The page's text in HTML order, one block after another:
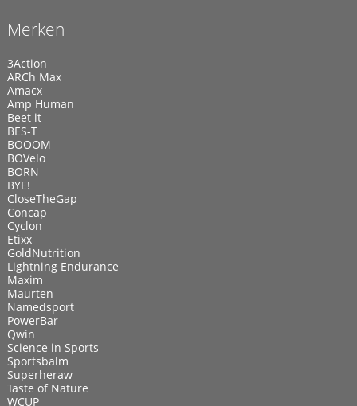
Merken
3Action
ARCh Max
Amacx
Amp Human
Beet it
BES-T
BOOOM
BOVelo
BORN
BYE!
CloseTheGap
Concap
Cyclon
Etixx
GoldNutrition
Lightning Endurance
Maxim
Maurten
Namedsport
PowerBar
Qwin
Science in Sports
Sportsbalm
Superheraw
Taste of Nature
WCUP